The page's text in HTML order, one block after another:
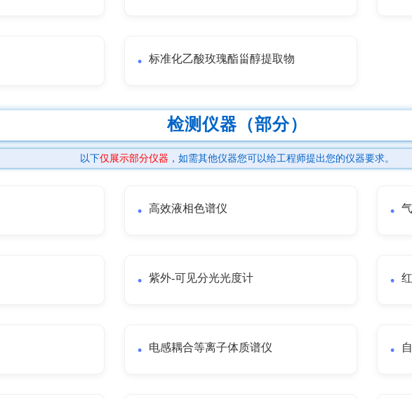
标准化乙酸玫瑰酯甾醇提取物
检测仪器（部分）
以下仅展示部分仪器 ，如需其他仪器您可以给工程师提出您的仪器要求。
高效液相色谱仪
紫外-可见分光光度计
电感耦合等离子体质谱仪